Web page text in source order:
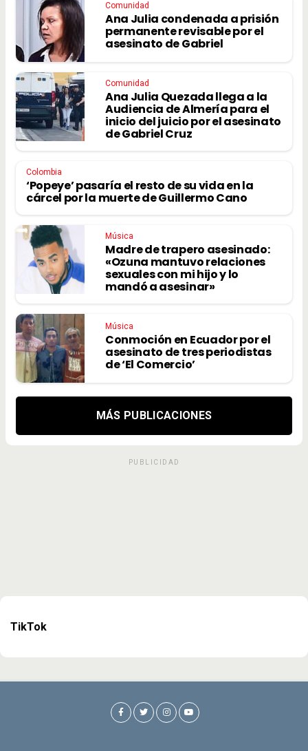
Comunidad
Ana Julia condenada a prisión
permanente revisable por el
asesinato de Gabriel
Comunidad
Ana Julia Quezada llega a la
Audiencia de Almería para el
inicio del juicio por el asesinato
de Gabriel Cruz
Colombia
‘Popeye’ pasaría el resto de su vida en la
cárcel por la muerte de Guillermo Cano
Música
Madre de trapero asesinado:
«Ozuna mantuvo relaciones
sexuales con mi hijo y lo
mandó a asesinar»
Música
Conmoción en Ecuador por el
asesinato de tres periodistas
de ‘El Comercio’
MÁS PUBLICACIONES
PUBLICIDAD
TikTok